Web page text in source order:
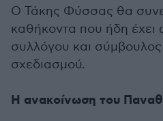
Ο Τάκης Φύσσας θα
καθήκοντα που ήδη έχει
συλλόγου και σύμβουλος
σχεδιασμού.
Η ανακοίνωση του